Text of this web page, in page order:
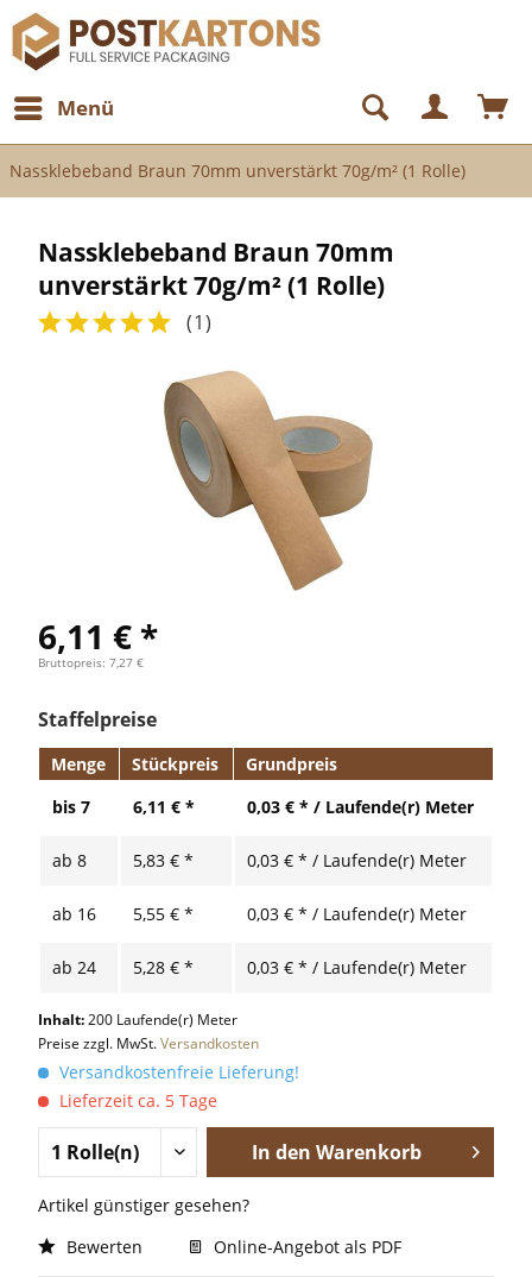
Menü
Nassklebeband Braun 70mm unverstärkt 70g/m² (1 Rolle)
Nassklebeband Braun 70mm
unverstärkt 70g/m² (1 Rolle)
(1)
6,11 € *
Bruttopreis: 7,27 €
Staffelpreise
Menge Stückpreis
Grundpreis
bis 7 6,11 € * 0,03 € * / Laufende(r) Meter
ab 8 5,83 € * 0,03 € * / Laufende(r) Meter
ab 16 5,55 € * 0,03 € * / Laufende(r) Meter
ab 24 5,28 € * 0,03 € * / Laufende(r) Meter
Inhalt:200 Laufende(r) Meter
Preise zzgl. MwSt.Versandkosten
Versandkostenfreie Lieferung!
Lieferzeit ca. 5 Tage
In den Warenkorb
Artikel günstiger gesehen?
Bewerten
Online-Angebot als PDF